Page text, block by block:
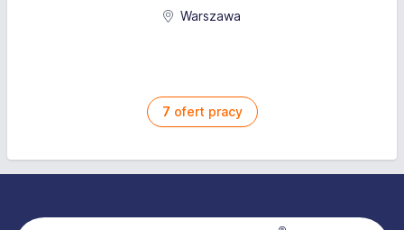
Warszawa
7 ofert pracy